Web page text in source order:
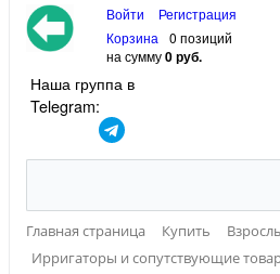
Войти
Регистрация
Корзина
0 позиций
на сумму0 руб.
Наша группа в
Telegram:
Главная страница Купить
Ирригаторы и сопутствующие